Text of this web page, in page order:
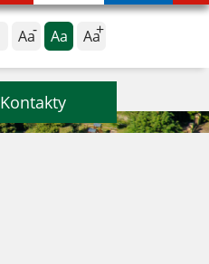
Aa Aa Aa
Kontakty